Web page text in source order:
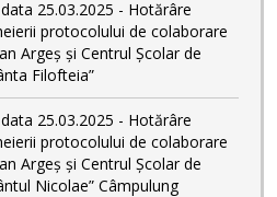
25.03.2025 - Hotărâre
protocolului de colaborare
Argeș și Centrul Școlar de
Filofteia”
25.03.2025 - Hotărâre
protocolului de colaborare
Argeș și Centrul Școlar de
Nicolae” Câmpulung